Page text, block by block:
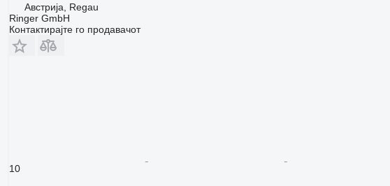
Австрија, Regau
Ringer GmbH
Контактирајте го продавачот
10